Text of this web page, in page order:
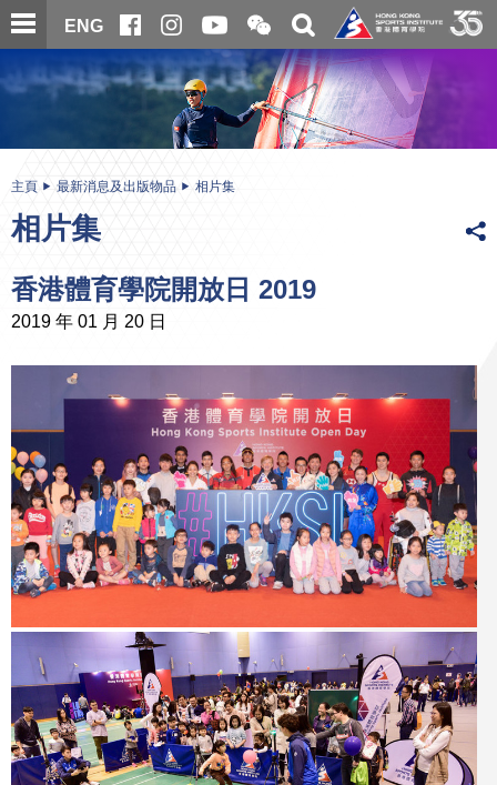
跳
至
內
ENG
開
合
微
信
二
維
碼
關
搜
尋
内
主頁 最新消息及出版物品 相片集
相片集
香港體育學院開放日 2019
2019 年 01 月 20 日